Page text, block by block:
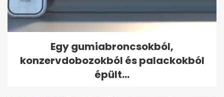
Egy gumiabroncsokból,
konzervdobozokból és palackokból
épült...